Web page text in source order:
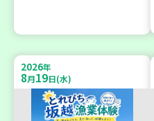
2026年
8月19日(水)